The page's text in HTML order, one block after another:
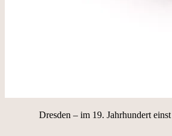
Dresden – im 19. Jahrhundert